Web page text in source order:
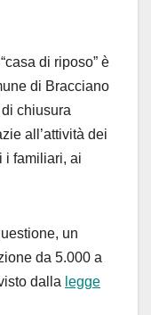
di riposo” è
di Bracciano
chiusura
all’attività dei
i familiari, ai
un
da 5.000 a
dalla legge